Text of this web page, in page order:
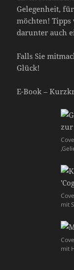
Gelegenheit,
möchten!
darunter auch
Falls Sie
Glück!
E-Book –
mit
mit